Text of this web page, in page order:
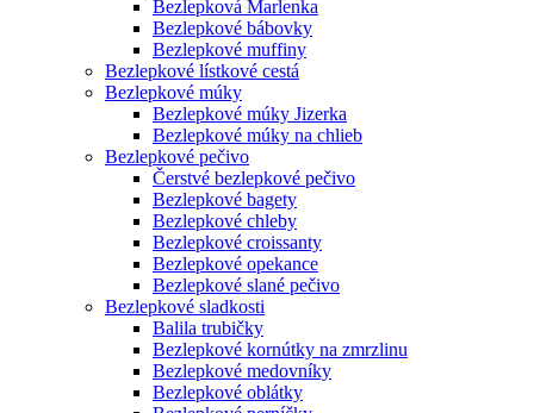
Bezlepková Marlenka
Bezlepkové bábovky
Bezlepkové muffiny
Bezlepkové lístkové cestá
Bezlepkové múky
Bezlepkové múky Jizerka
Bezlepkové múky na chlieb
Bezlepkové pečivo
Čerstvé bezlepkové pečivo
Bezlepkové bagety
Bezlepkové chleby
Bezlepkové croissanty
Bezlepkové opekance
Bezlepkové slané pečivo
Bezlepkové sladkosti
Balila trubičky
Bezlepkové kornútky na zmrzlinu
Bezlepkové medovníky
Bezlepkové oblátky